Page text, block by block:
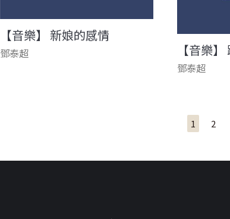
【音樂】 新娘的感情
鄧泰超 【音樂
鄧泰超
1 2